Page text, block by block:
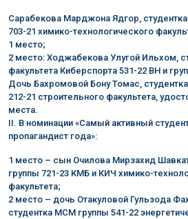
Сарабекова Марджона Ядгор,
703-21 химико-технологического
1 место;
2 место: Ходжабекова Улугой Ильхом,
факультета Киберспорта 531-22 ВН и
Дочь Бахромовой Бону Томас,
212-21 строительного факультета,
места.
II. В номинации «Самый активный
пропагандист года»:
1 место – сын Очилова Мирзахид
группы 721-23 КМБ и КИЧ химико-
факультета;
2 место – дочь Отакуловой Гульзода
студентка МСМ группы 541-22